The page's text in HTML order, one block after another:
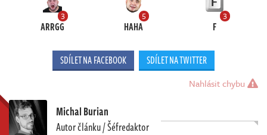
3
ARRGG
5
HAHA
3
F
SDÍLET NA FACEBOOK SDÍLET NA TWITTER
Nahlásit chybu
Michal Burian
Autor článku / Šéfredaktor